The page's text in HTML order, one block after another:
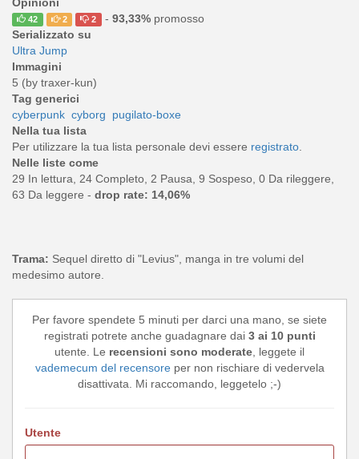
Opinioni
42 2 2 - 93,33%promosso
Serializzato su
Ultra Jump
Immagini
5 (by traxer-kun)
Tag generici
cyberpunk cyborg
pugilato-boxe
Nella tua lista
Per utilizzare la tua lista personale devi essere registrato.
Nelle liste come
29 In lettura, 24 Completo, 2 Pausa, 9 Sospeso, 0 Da rileggere,
63 Da leggere - drop rate: 14,06%
Trama: Sequel diretto di "Levius", manga in tre volumi del
medesimo autore.
Per favore spendete 5 minuti per darci una mano, se siete
registrati potrete anche guadagnare dai 3 ai 10 punti
utente. Le recensioni sono moderate, leggete il
vademecum del recensoreper non rischiare di vedervela
disattivata. Mi raccomando, leggetelo ;-)
Utente